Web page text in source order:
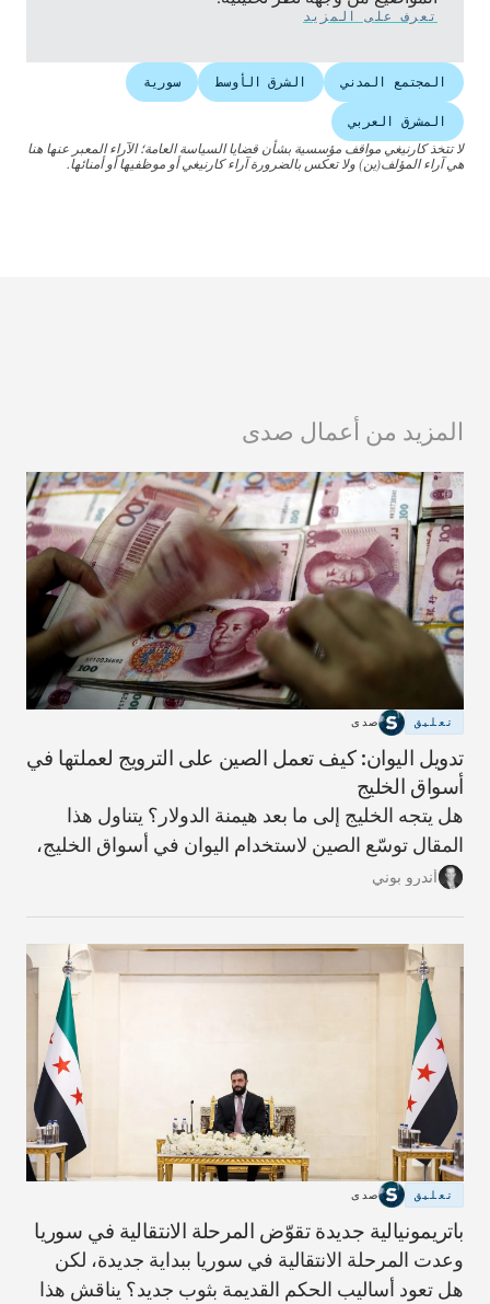
تعرف على المزيد
المجتمع المدني الشرق الأوسط سورية
المشرق العربي
لا تتخذ كارنيغي مواقف مؤسسية بشأن قضايا السياسة العامة؛ الآراء المعبر عنها هنا
هي آراء المؤلف(ين) ولا تعكس بالضرورة آراء كارنيغي أو موظفيها أو أمنائها.
المزيد من أعمال صدى
تعليق صدى
تدويل اليوان: كيف تعمل الصين على الترويج لعملتها في
أسواق الخليج
هل يتجه الخليج إلى ما بعد هيمنة الدولار؟ يتناول هذا
المقال توسّع الصين لاستخدام اليوان في أسواق الخليج،
وما الذي يعنيه ذلك لمستقبل النظام المالي الإقليمي،
أندرو بوني
تعليق صدى
باتريمونيالية جديدة تقوّض المرحلة الانتقالية في سوريا
وعدت المرحلة الانتقالية في سوريا ببداية جديدة، لكن
هل تعود أساليب الحكم القديمة بثوب جديد؟ يناقش هذا